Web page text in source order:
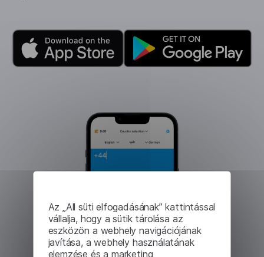
Az „All süti elfogadásának” kattintással
vállalja, hogy a sütik tárolása az
eszközön a webhely navigációjának
javítása, a webhely használatának
elemzése és a marketing